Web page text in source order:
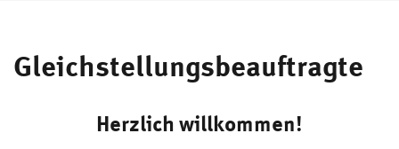
Gleichstellungsbeauftragte
Herzlich willkommen!